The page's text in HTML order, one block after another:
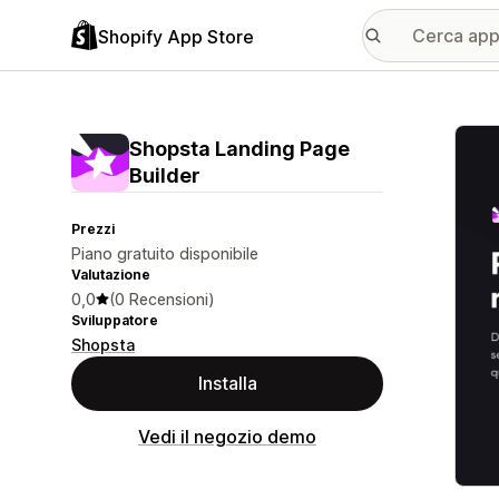
Shopify App Store
Shopsta Landing Page
Builder
Prezzi
Piano gratuito disponibile
Valutazione
0,0 (0 Recensioni)
Sviluppatore
Shopsta
Installa
Vedi il negozio demo